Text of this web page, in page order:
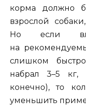
корма должно
взрослой
Но если
на
слишком
набрал 3–5 кг,
конечно), то
уменьшить